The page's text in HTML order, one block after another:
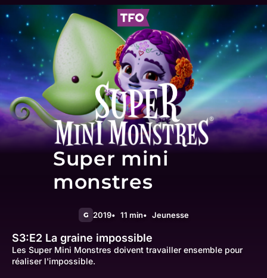
Super mini
monstres
G 2019 11 min Jeunesse
S3:E2 La graine impossible
Les Super Mini Monstres doivent travailler ensemble pour
réaliser l'impossible.